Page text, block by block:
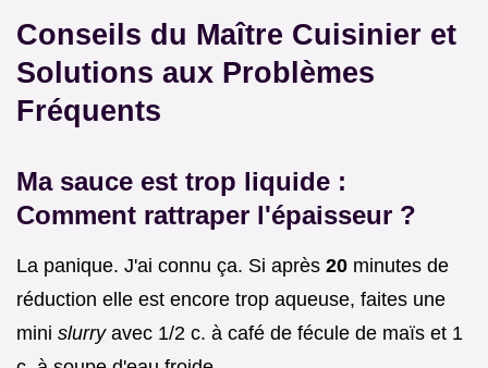
Conseils du Maître Cuisinier et
Solutions aux Problèmes
Fréquents
Ma sauce est trop liquide :
Comment rattraper l'épaisseur ?
La panique. J'ai connu ça. Si après 20 minutes de
réduction elle est encore trop aqueuse, faites une
mini slurry avec 1/2 c. à café de fécule de maïs et 1